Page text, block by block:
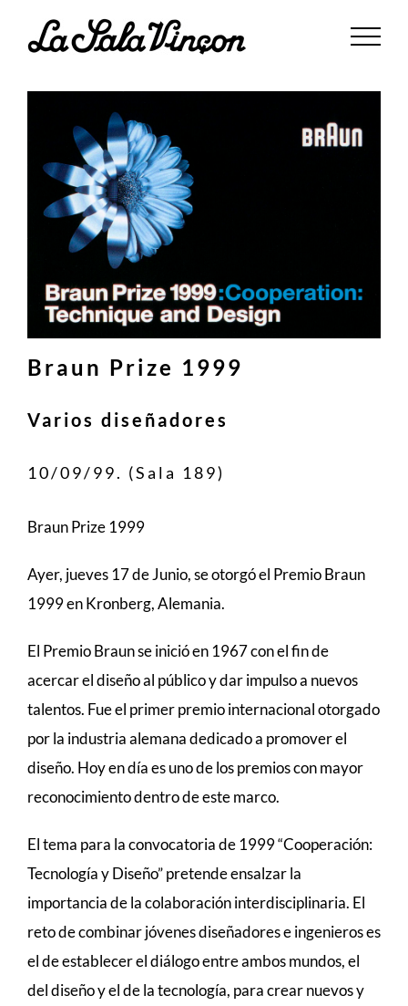
Braun Prize 1999
Varios diseñadores
10/09/99. (Sala 189)
Braun Prize 1999
Ayer, jueves 17 de Junio, se otorgó el Premio Braun
1999 en Kronberg, Alemania.
El Premio Braun se inició en 1967 con el fin de
acercar el diseño al público y dar impulso a nuevos
talentos. Fue el primer premio internacional otorgado
por la industria alemana dedicado a promover el
diseño. Hoy en día es uno de los premios con mayor
reconocimiento dentro de este marco.
El tema para la convocatoria de 1999 “Cooperación:
Tecnología y Diseño” pretende ensalzar la
importancia de la colaboración interdisciplinaria. El
reto de combinar jóvenes diseñadores e ingenieros es
el de establecer el diálogo entre ambos mundos, el
del diseño y el de la tecnología, para crear nuevos y